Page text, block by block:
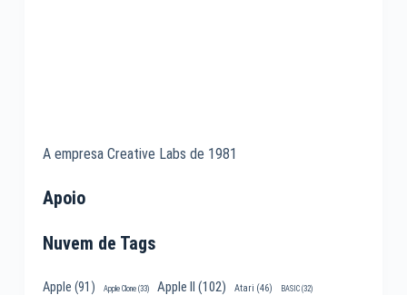
A empresa Creative Labs de 1981
Apoio
Nuvem de Tags
Apple (91) Apple Clone(33) Apple II (102) Atari (46) BASIC(32)